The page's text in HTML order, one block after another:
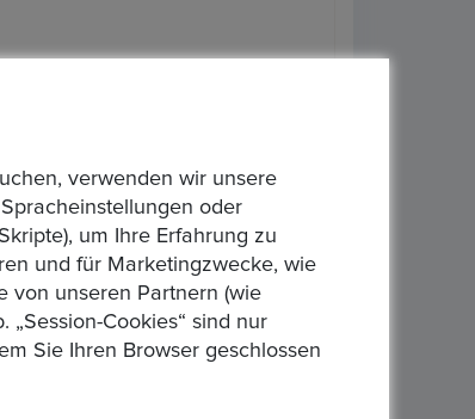
verwenden wir unsere
oder
um Ihre Erfahrung zu
und für Marketingzwecke, wie
von unseren Partnern (wie
Cookies“ sind nur
Sie Ihren Browser geschlossen